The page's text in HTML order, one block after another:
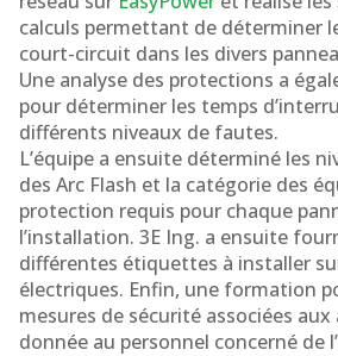
calculs permettant de déterminer
court-circuit dans les divers
Une analyse des protections a
pour déterminer les temps
différents niveaux de fautes.
L’équipe a ensuite déterminé les
des Arc Flash et la catégorie des
protection requis pour chaque
l’installation. 3E Ing. a ensuite
différentes étiquettes à installer
électriques. Enfin, une formation
mesures de sécurité associées
donnée au personnel concerné de